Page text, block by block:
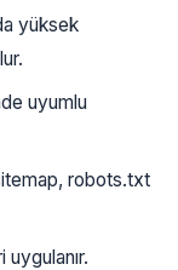
yüksek
uyumlu
robots.txt